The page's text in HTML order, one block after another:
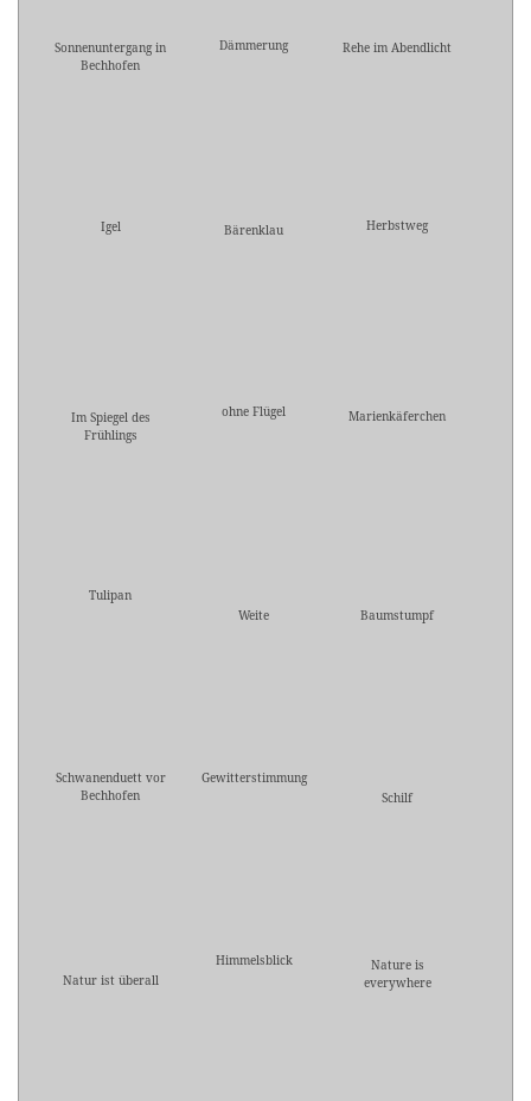
Sonnenuntergang in
Bechhofen
Dämmerung Rehe im Abendlicht
Igel Bärenklau Herbstweg
Im Spiegel des
Frühlings
ohne Flügel Marienkäferchen
Tulipan
Weite
Baumstumpf
Schwanenduett vor
Bechhofen
Gewitterstimmung
Schilf
Natur ist überall
Himmelsblick
Nature is
everywhere